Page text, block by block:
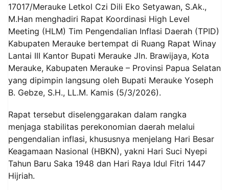
17017/Merauke Letkol Czi Dili Eko Setyawan, S.Ak.,
M.Han menghadiri Rapat Koordinasi High Level
Meeting (HLM) Tim Pengendalian Inflasi Daerah (TPID)
Kabupaten Merauke bertempat di Ruang Rapat Winay
Lantai III Kantor Bupati Merauke Jln. Brawijaya, Kota
Merauke, Kabupaten Merauke – Provinsi Papua Selatan
yang dipimpin langsung oleh Bupati Merauke Yoseph
B. Gebze, S.H., LL.M. Kamis (5/3/2026).
Rapat tersebut diselenggarakan dalam rangka
menjaga stabilitas perekonomian daerah melalui
pengendalian inflasi, khususnya menjelang Hari Besar
Keagamaan Nasional (HBKN), yakni Hari Suci Nyepi
Tahun Baru Saka 1948 dan Hari Raya Idul Fitri 1447
Hijriah.